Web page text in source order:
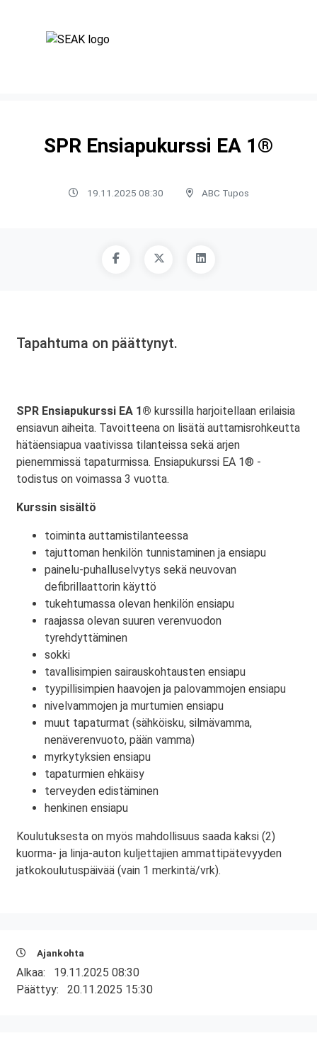
SPR Ensiapukurssi EA 1®
19.11.2025 08:30 ABC Tupos
Tapahtuma on päättynyt.
SPR Ensiapukurssi EA 1® kurssilla harjoitellaan erilaisia
ensiavun aiheita. Tavoitteena on lisätä auttamisrohkeutta
hätäensiapua vaativissa tilanteissa sekä arjen
pienemmissä tapaturmissa. Ensiapukurssi EA 1® -
todistus on voimassa 3 vuotta.
Kurssin sisältö
toiminta auttamistilanteessa
tajuttoman henkilön tunnistaminen ja ensiapu
painelu-puhalluselvytys sekä neuvovan
defibrillaattorin käyttö
tukehtumassa olevan henkilön ensiapu
raajassa olevan suuren verenvuodon
tyrehdyttäminen
sokki
tavallisimpien sairauskohtausten ensiapu
tyypillisimpien haavojen ja palovammojen ensiapu
nivelvammojen ja murtumien ensiapu
muut tapaturmat (sähköisku, silmävamma,
nenäverenvuoto, pään vamma)
myrkytyksien ensiapu
tapaturmien ehkäisy
terveyden edistäminen
henkinen ensiapu
Koulutuksesta on myös mahdollisuus saada kaksi (2)
kuorma- ja linja-auton kuljettajien ammattipätevyyden
jatkokoulutuspäivää (vain 1 merkintä/vrk).
Ajankohta
Alkaa: 19.11.2025 08:30
Päättyy: 20.11.2025 15:30